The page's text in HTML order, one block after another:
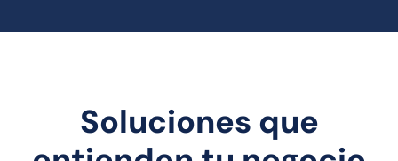
Soluciones que